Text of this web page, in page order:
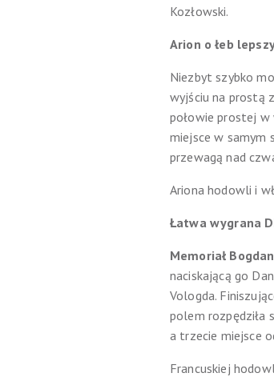
Kozłowski.
Arion o łeb
Niezbyt szybko
wyjściu na prostą
połowie prostej w
miejsce w samym
przewagą nad
Ariona hodowli i
Łatwa wygrana
Memoriał
naciskającą go
Vologda.
polem rozpędziła
a trzecie miejsce
Francuskiej